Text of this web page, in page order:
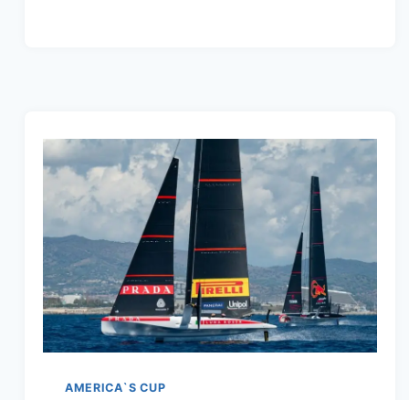
DIE
STARTMANNSCHAFT
AMERICA`S CUP